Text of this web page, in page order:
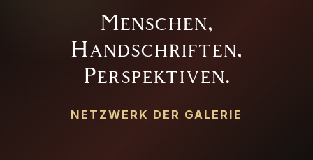
Menschen,
Handschriften,
Perspektiven.
NETZWERK DER GALERIE